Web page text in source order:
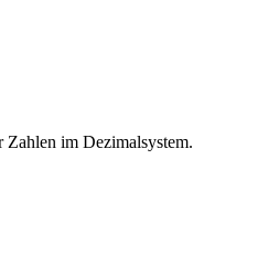
im Dezimalsystem.